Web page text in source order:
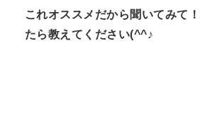
これオススメだから聞いてみて
たら教えてください(^^♪